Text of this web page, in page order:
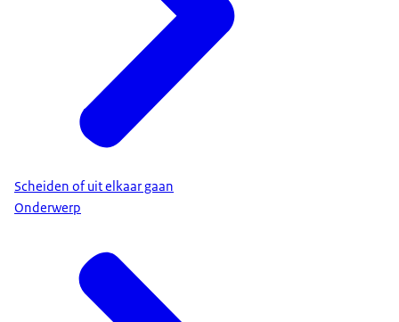
Scheiden of uit elkaar gaan
Onderwerp